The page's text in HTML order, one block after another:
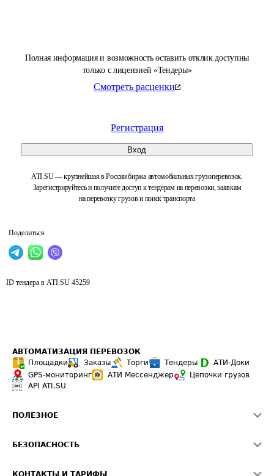
Полная информация и возможность оставить отклик доступны
только с лицензией «Тендеры»
Смотреть расценки
Регистрация
Вход
ATI.SU — крупнейшая в России биржа автомобильных грузоперевозок.
Зарегистрируйтесь и получите доступ к тендерам на перевозки, заявкам
на перевозку грузов и поиск транспорта
Поделиться
ID тендера в ATI.SU 45259
АВТОМАТИЗАЦИЯ ПЕРЕВОЗОК
Площадки
Заказы Торги Тендеры
АТИ-Доки
GPS-мониторинг
АТИ Мессенджер
Цепочки грузов
API ATI.SU
ПОЛЕЗНОЕ
Звезды ATI.SU на вашем сайте
БЕЗОПАСНОСТЬ
КОНТАКТЫ И ТАРИФЫ